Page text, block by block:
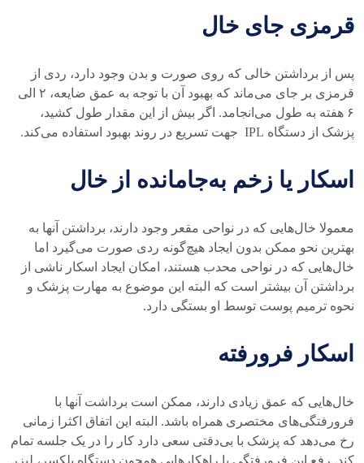
قرمزی جای خال
پس از برداشتن خالی که روی صورت و بدن وجود دارد، ردی از
قرمزی بر جای می‌ماند که بهبود آن با توجه به عمق ضایعه، ۲ الی
۶ هفته به طول می‌انجامد. اگر بیش از این مقدار طول کشید،
پزشک از دستگاه IPL جهت تسریع در روند بهبود استفاده می‌کند.
اسکار یا زخم به‌جامانده از خال
معمولا خال‌هایی که در نواحی مقعر وجود دارند، برداشتن آنها به
بهترین نحو ممکن بدون ایجاد هیچ‌گونه ردی صورت می‌گیرد اما
خال‌هایی که در نواحی محدب هستند، امکان ایجاد اسکار ناشی از
برداشتن آن بیشتر است که البته این موضوع به مهارت پزشک و
نحوه ترمیم پوست توسط او بستگی دارد.
اسکار فرورفته
خال‌هایی که عمق زیادی دارند، ممکن است برداشت آنها با
فرورفتگی‌های مختصری همراه باشد. البته این اتفاق اکثرا زمانی
رخ می‌دهد که پزشک با بی‌دقتی سعی دارد کار را در یک جلسه تمام